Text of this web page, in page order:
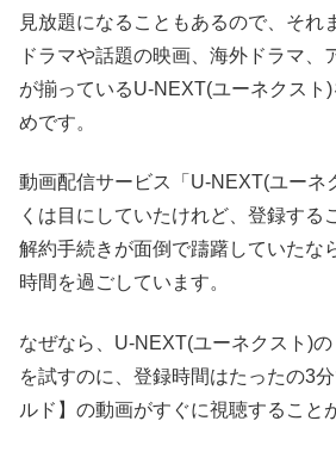
見放題になることもあるので、それ
ドラマや話題の映画、海外ドラマ、
が揃っているU-NEXT(ユーネクスト
めです。
動画配信サービス「U-NEXT(ユーネ
くは目にしていたけれど、登録する
解約手続きが面倒で躊躇していたな
時間を過ごしています。
なぜなら、U-NEXT(ユーネクスト)の
を試すのに、登録時間はたったの3
ルド】の動画がすぐに視聴すること